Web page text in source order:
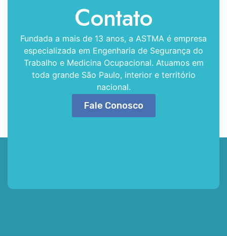
Contato
Fundada a mais de 13 anos, a ASTMA é empresa
especializada em Engenharia de Segurança do
Trabalho e Medicina Ocupacional. Atuamos em
toda grande São Paulo, interior e território
nacional.
Fale Conosco